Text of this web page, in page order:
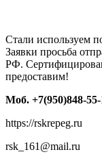
Стали используем
Заявки просьба
РФ.
предоставим!
Моб. +7(950)848-
https://rskrepeg.ru
rsk_161@mail.ru